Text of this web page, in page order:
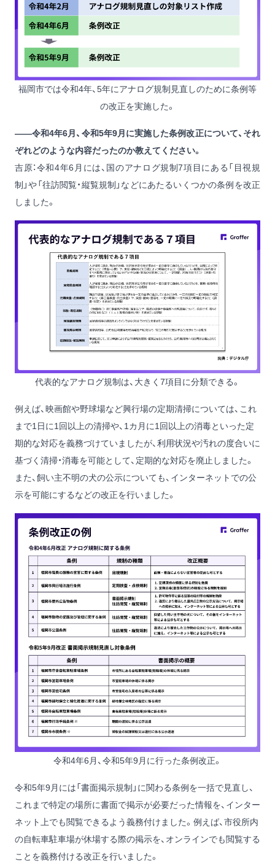
福岡市では令和4年、5年にアナログ規制見直しのために条例等
の改正を実施した。
——令和4年6月、令和5年9月に実施した条例改正について、それ
ぞれどのような内容だったのか教えてください。
吉原：令和4年6月には、国のアナログ規制7項目にある「目視規
制」や「往訪閲覧・縦覧規制」などにあたるいくつかの条例を改正
しました。
代表的なアナログ規制は、大きく7項目に分類できる。
例えば、映画館や野球場など興行場の定期清掃については、これ
まで1日に1回以上の清掃や、1カ月に1回以上の消毒といった定
期的な対応を義務づけていましたが、利用状況や汚れの度合いに
基づく清掃・消毒を可能として、定期的な対応を廃止しました。
また、飼い主不明の犬の公示についても、インターネットでの公
示を可能にするなどの改正を行いました。
令和4年6月、令和5年9月に行った条例改正。
令和5年9月には「書面掲示規制」に関わる条例を一括で見直し、
これまで特定の場所に書面で掲示が必要だった情報を、インター
ネット上でも閲覧できるよう義務付けました。例えば、市役所内
の自転車駐車場が休場する際の掲示を、オンラインでも閲覧する
ことを義務付ける改正を行いました。